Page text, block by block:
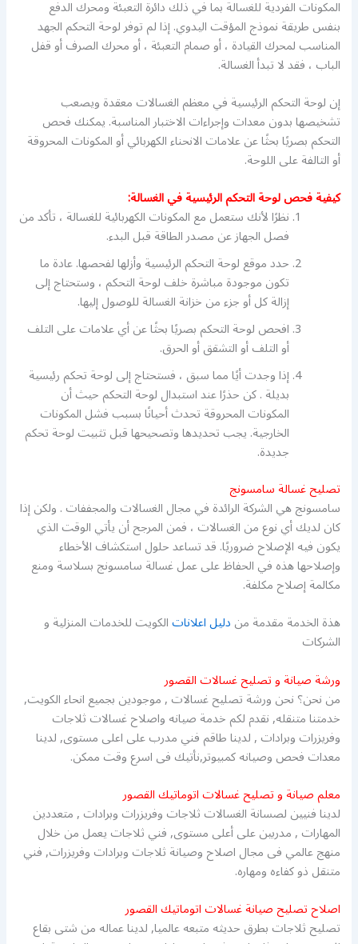
المكونات الفردية للغسالة بما في ذلك دائرة التعبئة ومحرك الدفع
بنفس طريقة نموذج المؤقت اليدوي. إذا لم توفر لوحة التحكم الجهد
المناسب لمحرك القيادة ، أو صمام التعبئة ، أو محرك الصرف أو قفل
الباب ، فقد لا تبدأ الغسالة.
إن لوحة التحكم الرئيسية في معظم الغسالات معقدة ويصعب
تشخيصها بدون معدات وإجراءات الاختبار المناسبة. يمكنك فحص
التحكم بصريًا بحثًا عن علامات الانحناء الكهربائي أو المكونات المحروقة
أو التالفة على اللوحة.
كيفية فحص لوحة التحكم الرئيسية في الغسالة:
نظرًا لأنك ستعمل مع المكونات الكهربائية للغسالة ، تأكد من
فصل الجهاز عن مصدر الطاقة قبل البدء.
حدد موقع لوحة التحكم الرئيسية وأزلها لفحصها. عادة ما
تكون موجودة مباشرة خلف لوحة التحكم ، وستحتاج إلى
إزالة كل أو جزء من خزانة الغسالة للوصول إليها.
افحص لوحة التحكم بصريًا بحثًا عن أي علامات على التلف
أو التلف أو التشقق أو الحرق.
إذا وجدت أيًا مما سبق ، فستحتاج إلى لوحة تحكم رئيسية
بديلة . كن حذرًا عند استبدال لوحة التحكم حيث أن
المكونات المحروقة تحدث أحيانًا بسبب فشل المكونات
الخارجية. يجب تحديدها وتصحيحها قبل تثبيت لوحة تحكم
جديدة.
تصليح غسالة سامسونج
سامسونج هي الشركة الرائدة في مجال الغسالات والمجففات . ولكن إذا
كان لديك أي نوع من الغسالات ، فمن المرجح أن يأتي الوقت الذي
يكون فيه الإصلاح ضروريًا. قد تساعد حلول استكشاف الأخطاء
وإصلاحها هذه في الحفاظ على عمل غسالة سامسونج بسلاسة ومنع
مكالمة إصلاح مكلفة.
هذة الخدمة مقدمة مندليل اعلاناتالكويت للخدمات المنزلية و
الشركات
ورشة صيانة و تصليح غسالات القصور
من نحن؟ نحن ورشة تصليح غسالات , موجودين بجميع انحاء الكويت,
خدمتنا متنقله, نقدم لكم خدمة صيانه واصلاح غسالات ثلاجات
وفريزرات وبرادات , لدينا طاقم فني مدرب على اعلى مستوى, لدينا
معدات فحص وصيانه كمبيوتر,نأتيك فى اسرع وقت ممكن.
معلم صيانة و تصليح غسالات اتوماتيك القصور
لدينا فنيين لصسانة الغسالات ثلاجات وفريزرات وبرادات , متعددين
المهارات , مدربين على أعلى مستوى, فني ثلاجات يعمل من خلال
منهج عالمي فى مجال اصلاح وصيانة ثلاجات وبرادات وفريزرات, فني
متنقل ذو كفاءه ومهاره.
اصلاح تصليح صيانة غسالات اتوماتيك القصور
تصليح ثلاجات بطرق حديثه متبعه عالميا, لدينا عماله من شتى بقاع